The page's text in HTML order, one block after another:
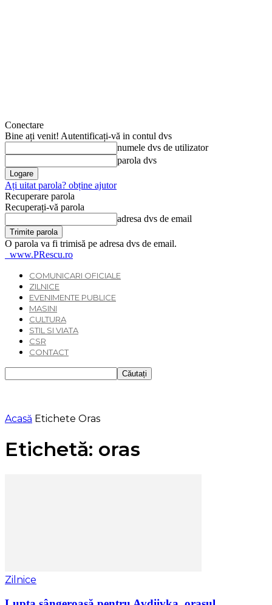
Conectare
Bine ați venit! Autentificați-vă in contul dvs
numele dvs de utilizator
parola dvs
Ați uitat parola? obține ajutor
Recuperare parola
Recuperați-vă parola
adresa dvs de email
O parola va fi trimisă pe adresa dvs de email.
www.PRescu.ro
COMUNICARI OFICIALE
ZILNICE
EVENIMENTE PUBLICE
MASINI
CULTURA
STIL SI VIATA
CSR
CONTACT
Acasă Etichete Oras
Etichetă: oras
Zilnice